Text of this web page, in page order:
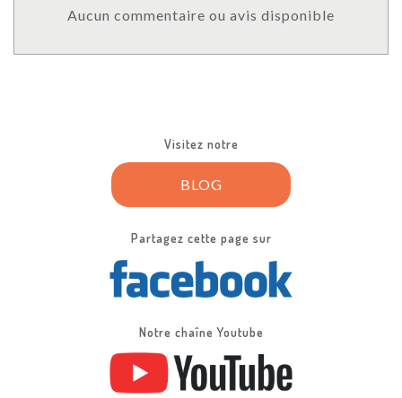
Aucun commentaire ou avis disponible
Visitez notre
BLOG
Partagez cette page sur
Notre chaîne Youtube